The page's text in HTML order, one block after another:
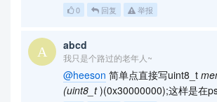
0 回复 举报
abcd
我只是个路过的老年人~
@heeson 简单点直接写uint8_t
(uint8_t)(0x30000000);这样是在